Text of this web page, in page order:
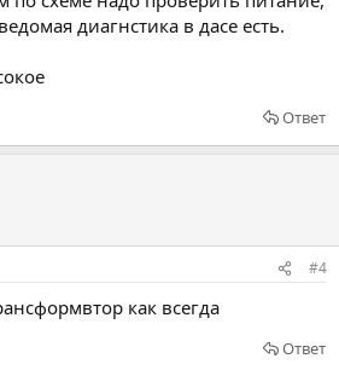
диагнстика в дасе есть.
Ответ
#4
как всегда
Ответ